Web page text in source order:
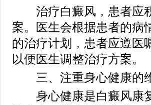
治疗白癜风，患者应
案。医生会根据患者的病
的治疗计划，患者应遵医
以便医生调整治疗方案。
三、注重身心健康的
身心健康是白癜风康复